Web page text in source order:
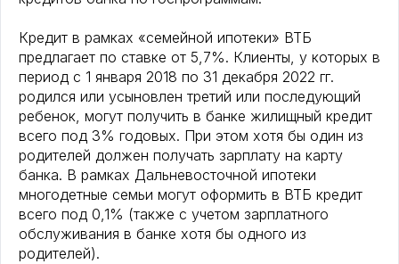
Кредит в рамках «семейной ипотеки» ВТБ
предлагает по ставке от 5,7%. Клиенты, у которых в
период с 1 января 2018 по 31 декабря 2022 гг.
родился или усыновлен третий или последующий
ребенок, могут получить в банке жилищный кредит
всего под 3% годовых. При этом хотя бы один из
родителей должен получать зарплату на карту
банка. В рамках Дальневосточной ипотеки
многодетные семьи могут оформить в ВТБ кредит
всего под 0,1% (также с учетом зарплатного
обслуживания в банке хотя бы одного из
родителей).